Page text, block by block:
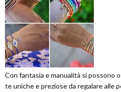
Con fantasia e manualità si possono
te uniche e preziose da regalare alle